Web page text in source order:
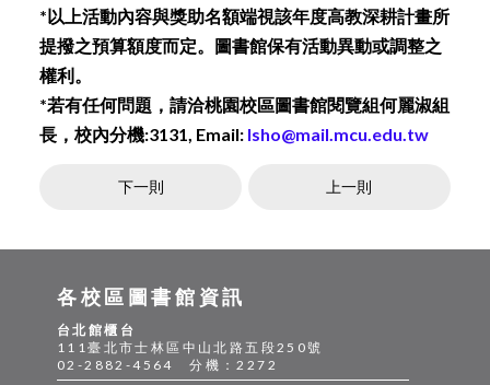
*以上活動內容與獎助名額端視該年度高教深耕計畫所
提撥之預算額度而定。圖書館保有活動異動或調整之
權利。
*若有任何問題，請洽桃園校區圖書館閱覽組何麗淑組
長，校內分機:3131, Email: lsho@mail.mcu.edu.tw
下一則 上一則
各校區圖書館資訊
台北館櫃台
111臺北市士林區中山北路五段250號
02-2882-4564 分機：2272